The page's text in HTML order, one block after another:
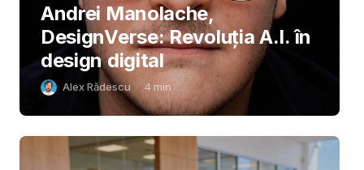
Andrei Manolache,
DesignVerse: Revoluția A.I. în
design digital
Alex Rădescu 4 min